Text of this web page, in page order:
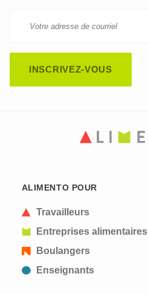
submissions.
ALIMENTO POUR
Travailleurs
Entreprises alimentaires
Boulangers
Enseignants